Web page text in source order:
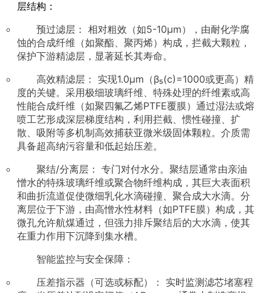
层结构：
预过滤层： 相对粗效（如5-10μm），由耐化学腐
蚀的合成纤维（如聚酯、聚丙烯）构成，拦截大颗粒，
保护下游精滤层，显著延长其寿命。
高效精滤层： 实现1.0μm（β₅(c)=1000或更高）精
度的关键。采用极细玻璃纤维、特殊处理的纤维素或高
性能合成纤维（如聚四氟乙烯PTFE覆膜）通过湿法或熔
喷工艺形成深层梯度结构，利用拦截、惯性碰撞、扩
散、吸附等多机制高效捕获亚微米级固体颗粒。介质需
具备超高纳污容量和低起始压差。
聚结/分离层： 专门对付水分。聚结层通常由亲油
憎水的特殊玻璃纤维或聚合物纤维构成，其巨大表面积
和曲折流道促使微细乳化水滴碰撞、聚合成大水滴。分
离层位于下游，由高憎水性材料（如PTFE膜）构成，其
微孔允许航煤通过，但强力排斥聚结后的大水滴，使其
在重力作用下沉降到集水槽。
智能监控与安全保障：
压差指示器（可选或标配）： 实时监测滤芯堵塞程